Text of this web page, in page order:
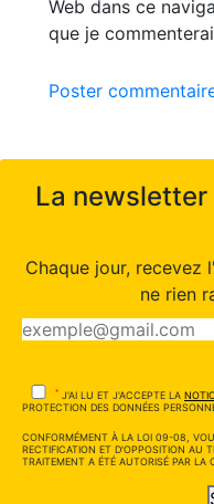
Web dans ce
que je
Poster
La
Chaque jour, recevez
ne rien
* J'AI LU ET J'ACCEPTE LA
PROTECTION DES DONNÉES
CONFORMÉMENT À LA LOI 09-08,
RECTIFICATION ET D'OPPOSITION AU
TRAITEMENT A ÉTÉ AUTORISÉ PAR